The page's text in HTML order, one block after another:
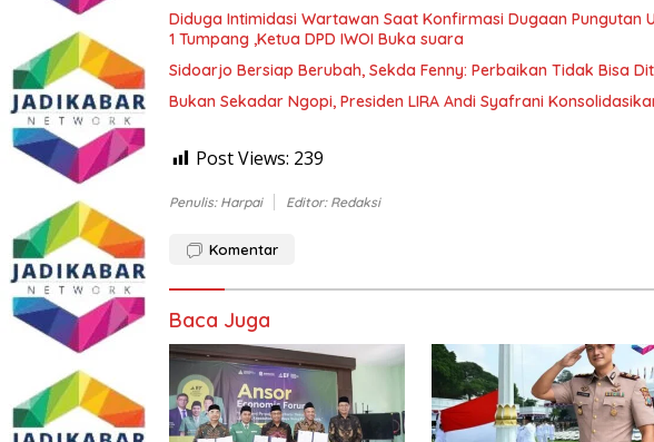
Diduga Intimidasi Wartawan Saat Konfirmasi Dugaan Pungutan
1 Tumpang ,Ketua DPD IWOI Buka suara
Sidoarjo Bersiap Berubah, Sekda Fenny: Perbaikan Tidak Bisa
Bukan Sekadar Ngopi, Presiden LIRA Andi Syafrani
Post Views: 239
Penulis: Harpai Editor: Redaksi
Komentar
Baca Juga